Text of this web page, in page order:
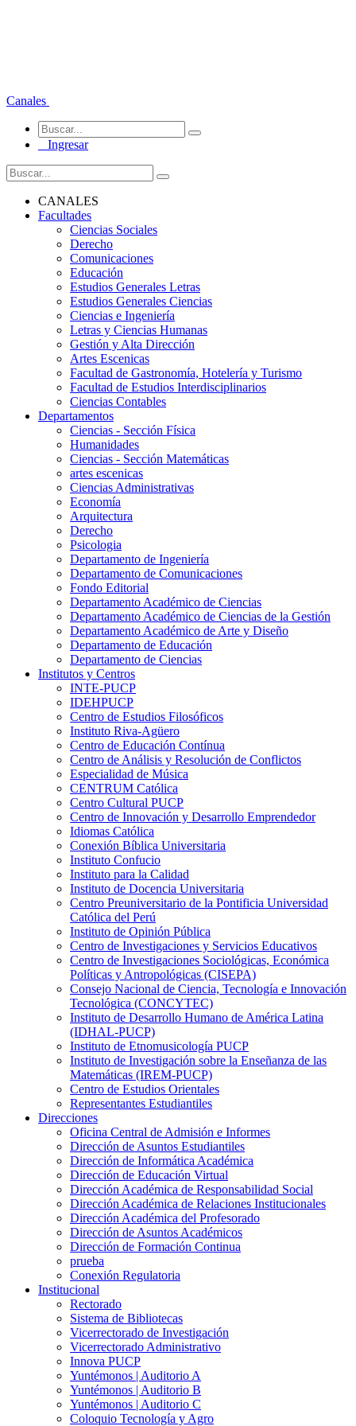
Canales
Ingresar
CANALES
Facultades
Ciencias Sociales
Derecho
Comunicaciones
Educación
Estudios Generales Letras
Estudios Generales Ciencias
Ciencias e Ingeniería
Letras y Ciencias Humanas
Gestión y Alta Dirección
Artes Escenicas
Facultad de Gastronomía, Hotelería y Turismo
Facultad de Estudios Interdisciplinarios
Ciencias Contables
Departamentos
Ciencias - Sección Física
Humanidades
Ciencias - Sección Matemáticas
artes escenicas
Ciencias Administrativas
Economía
Arquitectura
Derecho
Psicologia
Departamento de Ingeniería
Departamento de Comunicaciones
Fondo Editorial
Departamento Académico de Ciencias
Departamento Académico de Ciencias de la Gestión
Departamento Académico de Arte y Diseño
Departamento de Educación
Departamento de Ciencias
Institutos y Centros
INTE-PUCP
IDEHPUCP
Centro de Estudios Filosóficos
Instituto Riva-Agüero
Centro de Educación Contínua
Centro de Análisis y Resolución de Conflictos
Especialidad de Música
CENTRUM Católica
Centro Cultural PUCP
Centro de Innovación y Desarrollo Emprendedor
Idiomas Católica
Conexión Bíblica Universitaria
Instituto Confucio
Instituto para la Calidad
Instituto de Docencia Universitaria
Centro Preuniversitario de la Pontificia Universidad
Católica del Perú
Instituto de Opinión Pública
Centro de Investigaciones y Servicios Educativos
Centro de Investigaciones Sociológicas, Económica
Políticas y Antropológicas (CISEPA)
Consejo Nacional de Ciencia, Tecnología e Innovación
Tecnológica (CONCYTEC)
Instituto de Desarrollo Humano de América Latina
(IDHAL-PUCP)
Instituto de Etnomusicología PUCP
Instituto de Investigación sobre la Enseñanza de las
Matemáticas (IREM-PUCP)
Centro de Estudios Orientales
Representantes Estudiantiles
Direcciones
Oficina Central de Admisión e Informes
Dirección de Asuntos Estudiantiles
Dirección de Informática Académica
Dirección de Educación Virtual
Dirección Académica de Responsabilidad Social
Dirección Académica de Relaciones Institucionales
Dirección Académica del Profesorado
Dirección de Asuntos Académicos
Dirección de Formación Continua
prueba
Conexión Regulatoria
Institucional
Rectorado
Sistema de Bibliotecas
Vicerrectorado de Investigación
Vicerrectorado Administrativo
Innova PUCP
Yuntémonos | Auditorio A
Yuntémonos | Auditorio B
Yuntémonos | Auditorio C
Coloquio Tecnología y Agro